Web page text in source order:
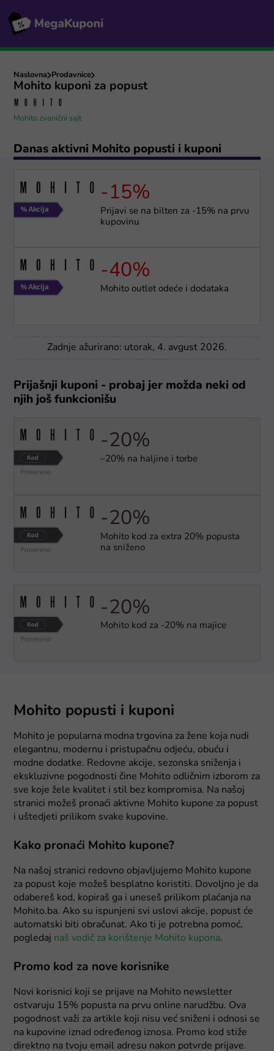
Naslovna Prodavnice
Mohito kuponi za popust
Mohito zvanični sajt
Danas aktivni Mohito popusti i kuponi
-15%
Prijavi se na bilten za -15% na prvu
kupovinu
-40%
Mohito outlet odeće i dodataka
Zadnje ažurirano: utorak, 4. avgust 2026.
Prijašnji kuponi - probaj jer možda neki od
njih još funkcionišu
-20%
–20% na haljine i torbe
-20%
Mohito kod za extra 20% popusta
na sniženo
-20%
Mohito kod za -20% na majice
Mohito popusti i kuponi
Mohito je popularna modna trgovina za žene koja nudi
elegantnu, modernu i pristupačnu odjeću, obuću i
modne dodatke. Redovne akcije, sezonska sniženja i
ekskluzivne pogodnosti čine Mohito odličnim izborom za
sve koje žele kvalitet i stil bez kompromisa. Na našoj
stranici možeš pronaći aktivne Mohito kupone za popust
i uštedjeti prilikom svake kupovine.
Kako pronaći Mohito kupone?
Na našoj stranici redovno objavljujemo Mohito kupone
za popust koje možeš besplatno koristiti. Dovoljno je da
odabereš kod, kopiraš ga i uneseš prilikom plaćanja na
Mohito.ba. Ako su ispunjeni svi uslovi akcije, popust će
automatski biti obračunat. Ako ti je potrebna pomoć,
pogledaj naš vodič za korištenje Mohito kupona.
Promo kod za nove korisnike
Novi korisnici koji se prijave na Mohito newsletter
ostvaruju 15% popusta na prvu online narudžbu. Ova
pogodnost važi za artikle koji nisu već sniženi i odnosi se
na kupovine iznad određenog iznosa. Promo kod stiže
direktno na tvoju email adresu nakon potvrde prijave.